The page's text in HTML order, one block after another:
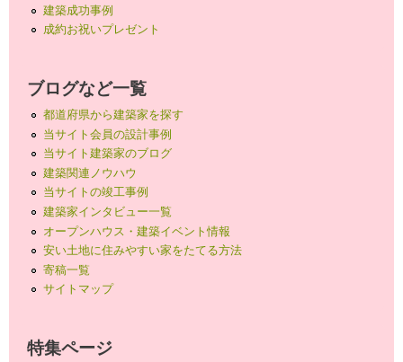
建築成功事例
成約お祝いプレゼント
ブログなど一覧
都道府県から建築家を探す
当サイト会員の設計事例
当サイト建築家のブログ
建築関連ノウハウ
当サイトの竣工事例
建築家インタビュー一覧
オープンハウス・建築イベント情報
安い土地に住みやすい家をたてる方法
寄稿一覧
サイトマップ
特集ページ